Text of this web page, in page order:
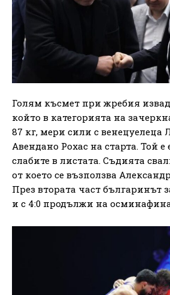
Голям късмет при жребия
който в категорията на
87 кг, мери сили с венецуелеца
Авендано Рохас на старта. Той
слабите в листата. Съдията
от което се възползва
През втората част българинът
и с 4:0 продължи на